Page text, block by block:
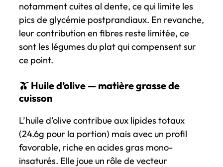
notamment cuites al dente, ce qui limite les
pics de glycémie postprandiaux. En revanche,
leur contribution en fibres reste limitée, ce
sont les légumes du plat qui compensent sur
ce point.
🫒 Huile d’olive — matière grasse de
cuisson
L’huile d’olive contribue aux lipides totaux
(24.6g pour la portion) mais avec un profil
favorable, riche en acides gras mono-
insaturés. Elle joue un rôle de vecteur